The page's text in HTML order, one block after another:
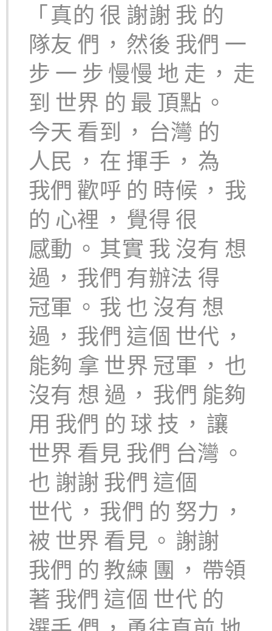
「真的 很 謝謝 我 的
隊友 們 ， 然後 我們 一
步 一 步 慢慢 地 走 ， 走
到 世界 的 最 頂點 。
今天 看到 ， 台灣 的
人民 ， 在 揮手 ， 為
我們 歡呼 的 時候 ， 我
的 心裡 ， 覺得 很
感動 。 其實 我 沒有 想
過 ， 我們 有辦法 得
冠軍 。 我 也 沒有 想
過 ， 我們 這個 世代 ，
能夠 拿 世界 冠軍 ， 也
沒有 想 過 ， 我們 能夠
用 我們 的 球 技 ， 讓
世界 看見 我們 台灣 。
也 謝謝 我們 這個
世代 ， 我們 的 努力 ，
被 世界 看見 。 謝謝
我們 的 教練 團 ， 帶領
著 我們 這個 世代 的